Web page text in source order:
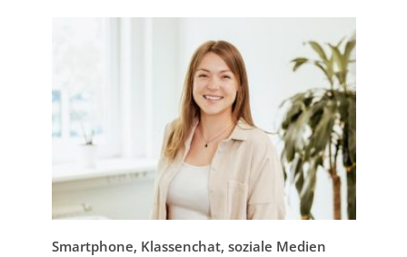
Smartphone, Klassenchat, soziale Medien